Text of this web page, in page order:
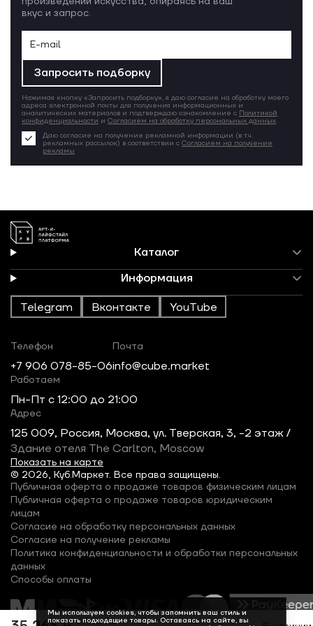
вкус и запрос.
Запросить подборку
Нажимая кнопку «Запросить подборку», я даю согласие на обработку моего
адреса электронной почты для получения информационных и
аналитических материалов и подтверждаю ознакомление с Политикой
конфиденциальности и Согласием на обработку персональных данных.
Даю согласие на получение рекламной информации (в т.ч.
рекламных рассылок) в соответствии с Согласием на получение
рекламы
Каталог
Информация
Telegram Вконтакте YouTube
© 2026, Куб.Маркет. Все права защищены.
Телефон
+7 906 078-85-06
Почта
info@cube.market
Работаем
Пн-Пт c 12:00 до 21:00
Адрес
125 009, Россия, Москва, ул. Тверская, 3, -2 этаж /
Здание отеля The Carlton, Moscow
Показать на карте
Публичная оферта о продаже товаров физическим лицам
Публичная оферта о продаже товаров юридическим
лицам
Согласие на обработку персональных данных
Согласие на получение рекламы
Политика конфиденциальности и обработки персональных
данных
Способы оплаты
Мы используем cookies, чтобы запомнить ваш стиль и
показать подходящие товары. Оставаясь на сайте, вы